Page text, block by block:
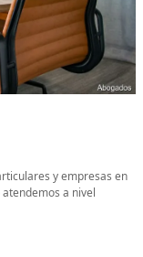
y empresas en
a nivel